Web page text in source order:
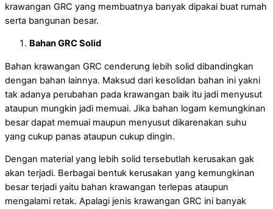
krawangan GRC yang membuatnya banyak dipakai buat rumah
serta bangunan besar.
Bahan GRC Solid
Bahan krawangan GRC cenderung lebih solid dibandingkan
dengan bahan lainnya. Maksud dari kesolidan bahan ini yakni
tak adanya perubahan pada krawangan baik itu jadi menyusut
ataupun mungkin jadi memuai. Jika bahan logam kemungkinan
besar dapat memuai maupun menyusut dikarenakan suhu
yang cukup panas ataupun cukup dingin.
Dengan material yang lebih solid tersebutlah kerusakan gak
akan terjadi. Berbagai bentuk kerusakan yang kemungkinan
besar terjadi yaitu bahan krawangan terlepas ataupun
mengalami retak. Apalagi jenis krawangan GRC ini banyak